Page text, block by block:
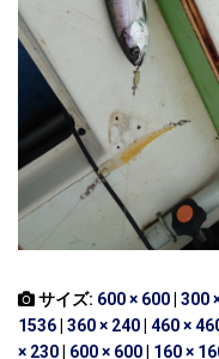
サイズ: 600 × 600 300
1536 360 × 240 460 ×
× 230
600 × 600 160 ×